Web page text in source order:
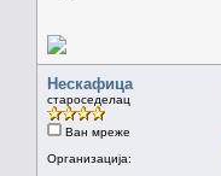
Нескафица
староседелац
Ван мреже
Организација: